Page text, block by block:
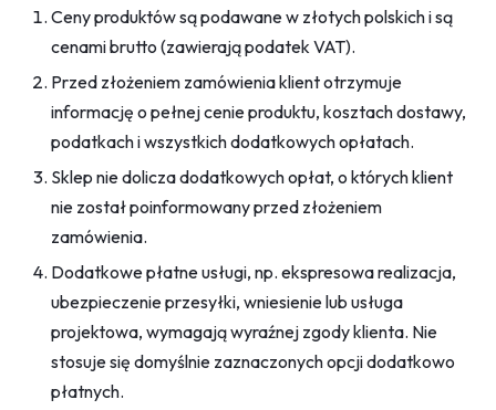
Ceny produktów są podawane w złotych polskich i są
cenami brutto (zawierają podatek VAT).
Przed złożeniem zamówienia klient otrzymuje
informację o pełnej cenie produktu, kosztach dostawy,
podatkach i wszystkich dodatkowych opłatach.
Sklep nie dolicza dodatkowych opłat, o których klient
nie został poinformowany przed złożeniem
zamówienia.
Dodatkowe płatne usługi, np. ekspresowa realizacja,
ubezpieczenie przesyłki, wniesienie lub usługa
projektowa, wymagają wyraźnej zgody klienta. Nie
stosuje się domyślnie zaznaczonych opcji dodatkowo
płatnych.